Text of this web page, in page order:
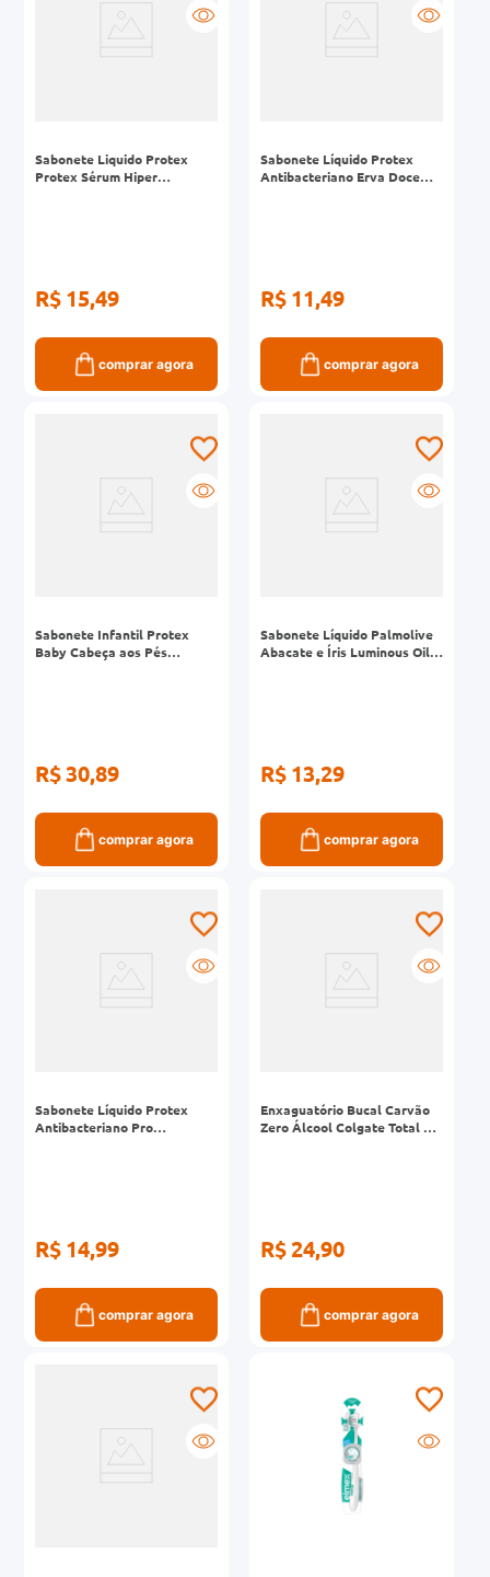
Sabonete Liquido Protex
Protex Sérum Hiper
R$ 15,49
comprar agora
Sabonete Líquido Protex
Antibacteriano Erva Doce
R$ 11,49
comprar agora
Sabonete Infantil Protex
Baby Cabeça aos Pés
R$ 30,89
comprar agora
Sabonete Líquido Palmolive
Abacate e Íris Luminous Oils
R$ 13,29
comprar agora
Sabonete Líquido Protex
Antibacteriano Pro
R$ 14,99
comprar agora
Enxaguatório Bucal Carvão
Zero Álcool Colgate Total 12
R$ 24,90
comprar agora